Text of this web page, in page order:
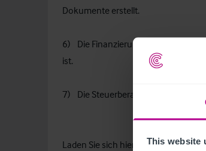
This website
Dokumente erstellt.
6) Die Finanzierung muss
ist.
7) Die Steuerberater beider Seiten
Laden Sie sich hier Ihr kostenloses